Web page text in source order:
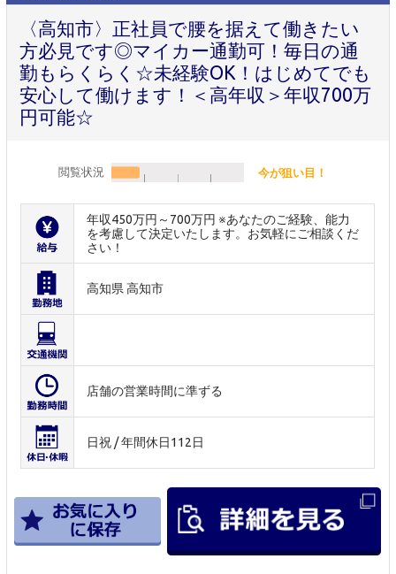
〈高知市〉正社員で腰を据えて働きたい
方必見です◎マイカー通勤可！毎日の通
勤もらくらく☆未経験OK！はじめてでも
安心して働けます！＜高年収＞年収700万
円可能☆
閲覧状況 今が狙い目！
年収450万円～700万円 ※あなたのご経験、能力
を考慮して決定いたします。お気軽にご相談くだ
さい！
高知県 高知市
店舗の営業時間に準ずる
日祝 / 年間休日112日